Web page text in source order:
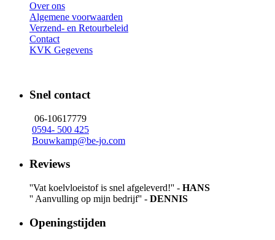
Over ons
Algemene voorwaarden
Verzend- en Retourbeleid
Contact
KVK Gegevens
Snel contact
06-10617779
0594- 500 425
Bouwkamp@be-jo.com
Reviews
''Vat koelvloeistof is snel afgeleverd!'' - HANS
'' Aanvulling op mijn bedrijf'' - DENNIS
Openingstijden